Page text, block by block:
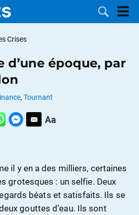
Crises
d’une époque, par
, Tournant
il y en a des milliers, certaines
grotesques : un selfie. Deux
béats et satisfaits. Ils se
gouttes d’eau. Ils sont